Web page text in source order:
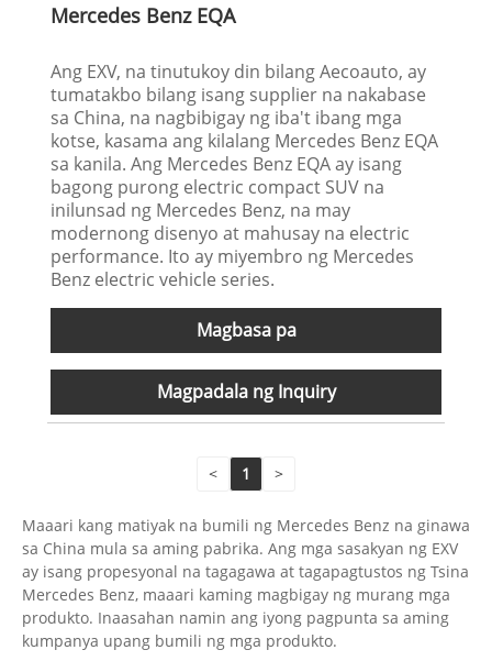
Mercedes Benz EQA
Ang EXV, na tinutukoy din bilang Aecoauto, ay
tumatakbo bilang isang supplier na nakabase
sa China, na nagbibigay ng iba't ibang mga
kotse, kasama ang kilalang Mercedes Benz EQA
sa kanila. Ang Mercedes Benz EQA ay isang
bagong purong electric compact SUV na
inilunsad ng Mercedes Benz, na may
modernong disenyo at mahusay na electric
performance. Ito ay miyembro ng Mercedes
Benz electric vehicle series.
Magbasa pa
Magpadala ng Inquiry
< 1 >
Maaari kang matiyak na bumili ng Mercedes Benz na ginawa
sa China mula sa aming pabrika. Ang mga sasakyan ng EXV
ay isang propesyonal na tagagawa at tagapagtustos ng Tsina
Mercedes Benz, maaari kaming magbigay ng murang mga
produkto. Inaasahan namin ang iyong pagpunta sa aming
kumpanya upang bumili ng mga produkto.